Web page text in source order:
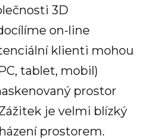
3D
on-line
klienti mohou
tablet, mobil)
prostor
je velmi blízký
prostorem.